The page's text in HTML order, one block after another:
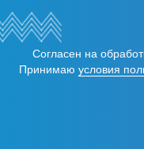
Согласен на
Принимаю условия